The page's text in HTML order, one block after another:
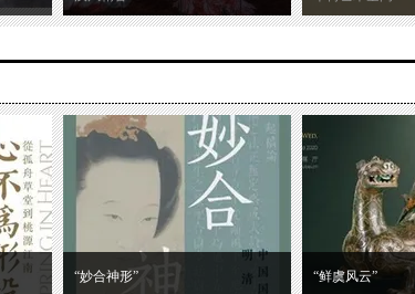
“妙合神形”
“鲜虞风云”